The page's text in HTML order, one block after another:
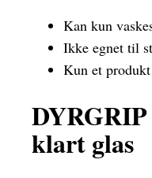
Kan kun
Ikke egnet til
Kun et
klart glas